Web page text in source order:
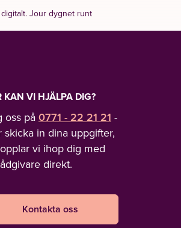
Jour dygnet runt
KAN VI HJÄLPA DIG?
oss på0771 - 22 21 21 -
skicka in dina uppgifter,
vi ihop dig med
direkt.
Kontakta oss